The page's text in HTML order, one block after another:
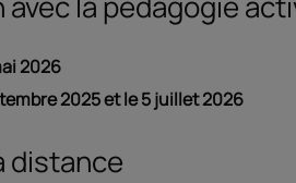
2026
2025 et le 5 juillet 2026
distance